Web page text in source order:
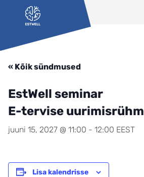
Liigu edasi põhisisu juurde
« Kõik sündmused
EstWell seminar
E-tervise uurimisrühm
juuni 15, 2027 @ 11:00 - 12:00 EEST
Lisa kalendrisse